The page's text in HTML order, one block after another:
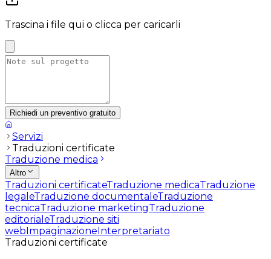
Trascina i file qui o clicca per caricarli
Richiedi un preventivo gratuito
Servizi
Traduzioni certificate
Traduzione medica
Altro
Traduzioni certificateTraduzione medicaTraduzione
legaleTraduzione documentaleTraduzione
tecnicaTraduzione marketingTraduzione
editorialeTraduzione siti
webImpaginazioneInterpretariato
Traduzioni certificate